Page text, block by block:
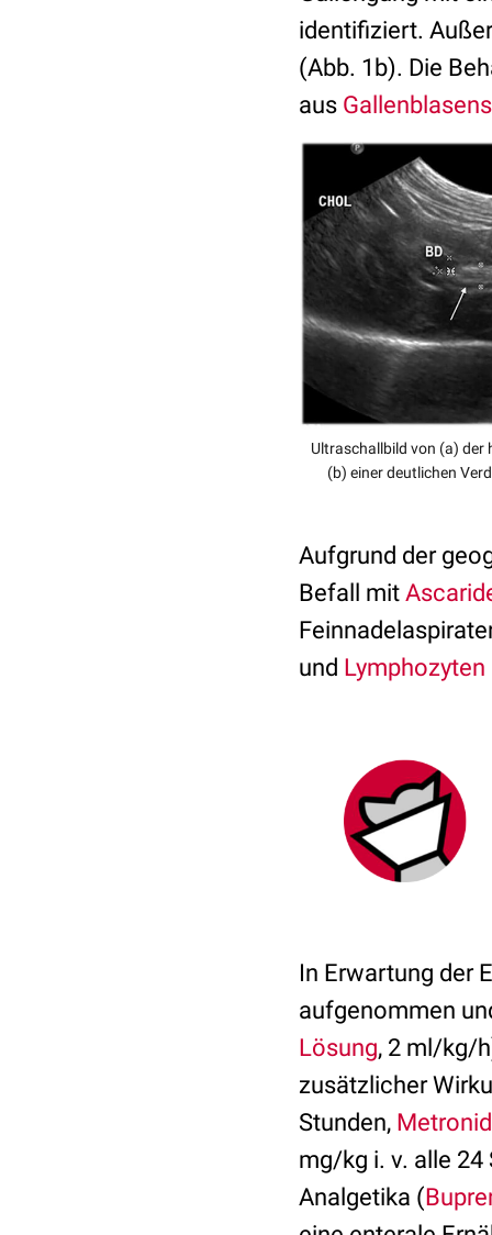
identifiziert.
(Abb. 1b). Die
aus
Ultraschallbild von (a) der
(b) einer deutlichen
Aufgrund der
Befall mit
und Lymphozyten
In Erwartung der
aufgenommen
Lösung, 2 ml/kg/
zusätzlicher
Stunden,
mg/kg i. v. alle 24
Analgetika (